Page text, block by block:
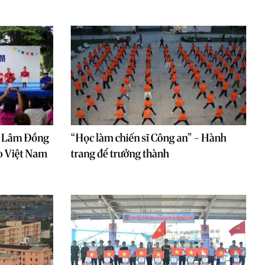
Lâm Đồng
Việt Nam
“Học làm chiến sĩ Công an” - Hành
trang để trưởng thành